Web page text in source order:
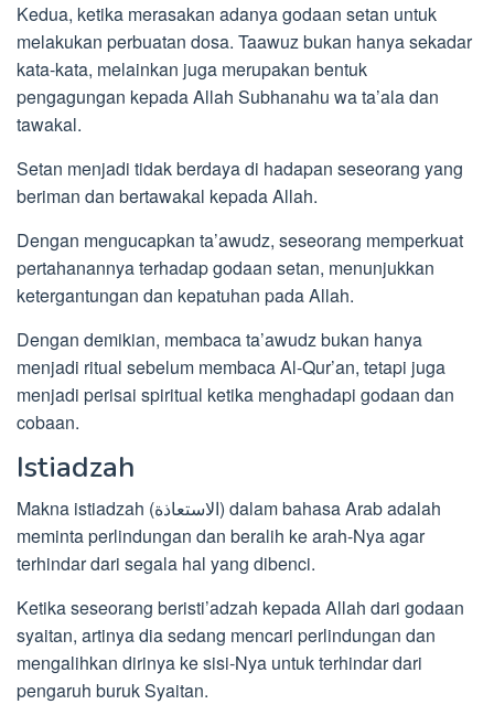
Kedua, ketika merasakan adanya godaan setan untuk
melakukan perbuatan dosa. Taawuz bukan hanya sekadar
kata-kata, melainkan juga merupakan bentuk
pengagungan kepada Allah Subhanahu wa ta’ala dan
tawakal.
Setan menjadi tidak berdaya di hadapan seseorang yang
beriman dan bertawakal kepada Allah.
Dengan mengucapkan ta’awudz, seseorang memperkuat
pertahanannya terhadap godaan setan, menunjukkan
ketergantungan dan kepatuhan pada Allah.
Dengan demikian, membaca ta’awudz bukan hanya
menjadi ritual sebelum membaca Al-Qur’an, tetapi juga
menjadi perisai spiritual ketika menghadapi godaan dan
cobaan.
Istiadzah
Makna istiadzah (الاستعاذة) dalam bahasa Arab adalah
meminta perlindungan dan beralih ke arah-Nya agar
terhindar dari segala hal yang dibenci.
Ketika seseorang beristi’adzah kepada Allah dari godaan
syaitan, artinya dia sedang mencari perlindungan dan
mengalihkan dirinya ke sisi-Nya untuk terhindar dari
pengaruh buruk Syaitan.